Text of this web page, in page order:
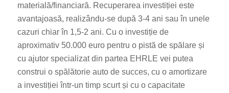
materială/financiară. Recuperarea investiției este
avantajoasă, realizându-se după 3-4 ani sau în unele
cazuri chiar în 1,5-2 ani. Cu o investiție de
aproximativ 50.000 euro pentru o pistă de spălare și
cu ajutor specializat din partea EHRLE vei putea
construi o spălătorie auto de succes, cu o amortizare
a investiției într-un timp scurt și cu o capacitate